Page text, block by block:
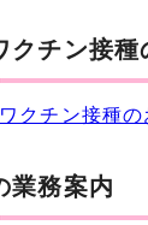
クチン接
クチン接種
業務案内